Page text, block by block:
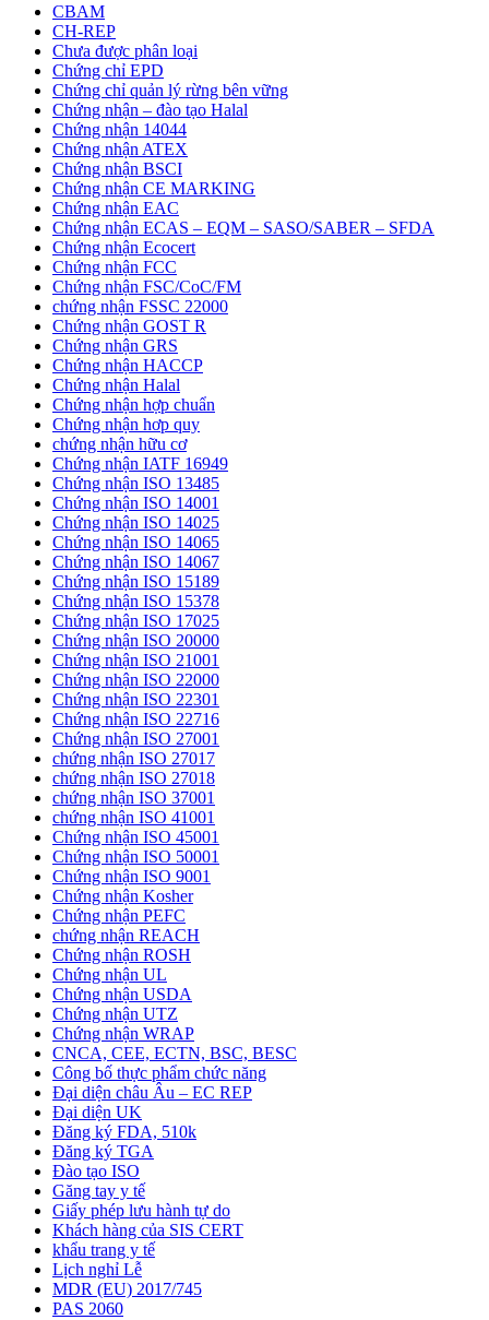
CBAM
CH-REP
Chưa được phân loại
Chứng chỉ EPD
Chứng chỉ quản lý rừng bên vững
Chứng nhận – đào tạo Halal
Chứng nhận 14044
Chứng nhận ATEX
Chứng nhận BSCI
Chứng nhận CE MARKING
Chứng nhận EAC
Chứng nhận ECAS – EQM – SASO/SABER – SFDA
Chứng nhận Ecocert
Chứng nhận FCC
Chứng nhận FSC/CoC/FM
chứng nhận FSSC 22000
Chứng nhận GOST R
Chứng nhận GRS
Chứng nhận HACCP
Chứng nhận Halal
Chứng nhận hợp chuẩn
Chứng nhận hơp quy
chứng nhận hữu cơ
Chứng nhận IATF 16949
Chứng nhận ISO 13485
Chứng nhận ISO 14001
Chứng nhận ISO 14025
Chứng nhận ISO 14065
Chứng nhận ISO 14067
Chứng nhận ISO 15189
Chứng nhận ISO 15378
Chứng nhận ISO 17025
Chứng nhận ISO 20000
Chứng nhận ISO 21001
Chứng nhận ISO 22000
Chứng nhận ISO 22301
Chứng nhận ISO 22716
Chứng nhận ISO 27001
chứng nhận ISO 27017
chứng nhận ISO 27018
chứng nhận ISO 37001
chứng nhận ISO 41001
Chứng nhận ISO 45001
Chứng nhận ISO 50001
Chứng nhận ISO 9001
Chứng nhận Kosher
Chứng nhận PEFC
chứng nhận REACH
Chứng nhận ROSH
Chứng nhận UL
Chứng nhận USDA
Chứng nhận UTZ
Chứng nhận WRAP
CNCA, CEE, ECTN, BSC, BESC
Công bố thực phẩm chức năng
Đại diện châu Âu – EC REP
Đại diện UK
Đăng ký FDA, 510k
Đăng ký TGA
Đào tạo ISO
Găng tay y tế
Giấy phép lưu hành tự do
Khách hàng của SIS CERT
khẩu trang y tế
Lịch nghỉ Lễ
MDR (EU) 2017/745
PAS 2060